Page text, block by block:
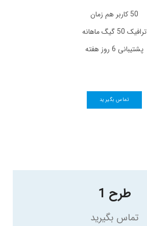
50 کاربر هم زمان
ترافیک 50 گیگ ماهانه
پشتیبانی 6 روز هفته
تماس بگیرید
طرح 1
تماس بگیرید